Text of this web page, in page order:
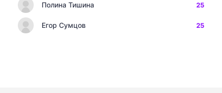
Полина Тишина 25
Егор Сумцов 25